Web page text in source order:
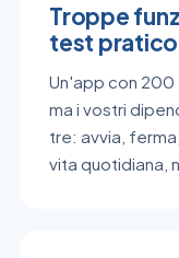
Troppe
test pratico
Un'app con 200
ma i vostri
tre: avvia,
vita quotidiana,